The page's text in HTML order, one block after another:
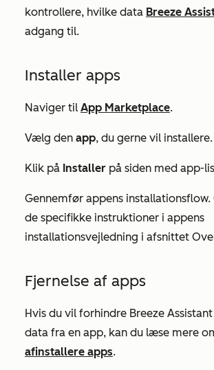
kontrollere, hvilke data Breeze
adgang til.
Installer apps
Naviger til App Marketplace.
Vælg den app, du gerne vil installere.
Klik på Installer på siden med app-
Gennemfør appens installationsflow.
de specifikke instruktioner i appens
installationsvejledning i afsnittet
Fjernelse af apps
Hvis du vil forhindre Breeze
data fra en app, kan du læse mere
afinstallere apps.